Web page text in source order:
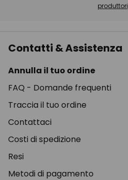
produttori
Contatti & Assistenza
Annulla il tuo ordine
FAQ - Domande frequenti
Traccia il tuo ordine
Contattaci
Costi di spedizione
Resi
Metodi di pagamento